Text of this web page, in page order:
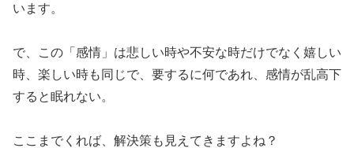
います。
で、この「感情」は悲しい時や不安な時だけでなく嬉しい
時、楽しい時も同じで、要するに何であれ、感情が乱高下
すると眠れない。
ここまでくれば、解決策も見えてきますよね？